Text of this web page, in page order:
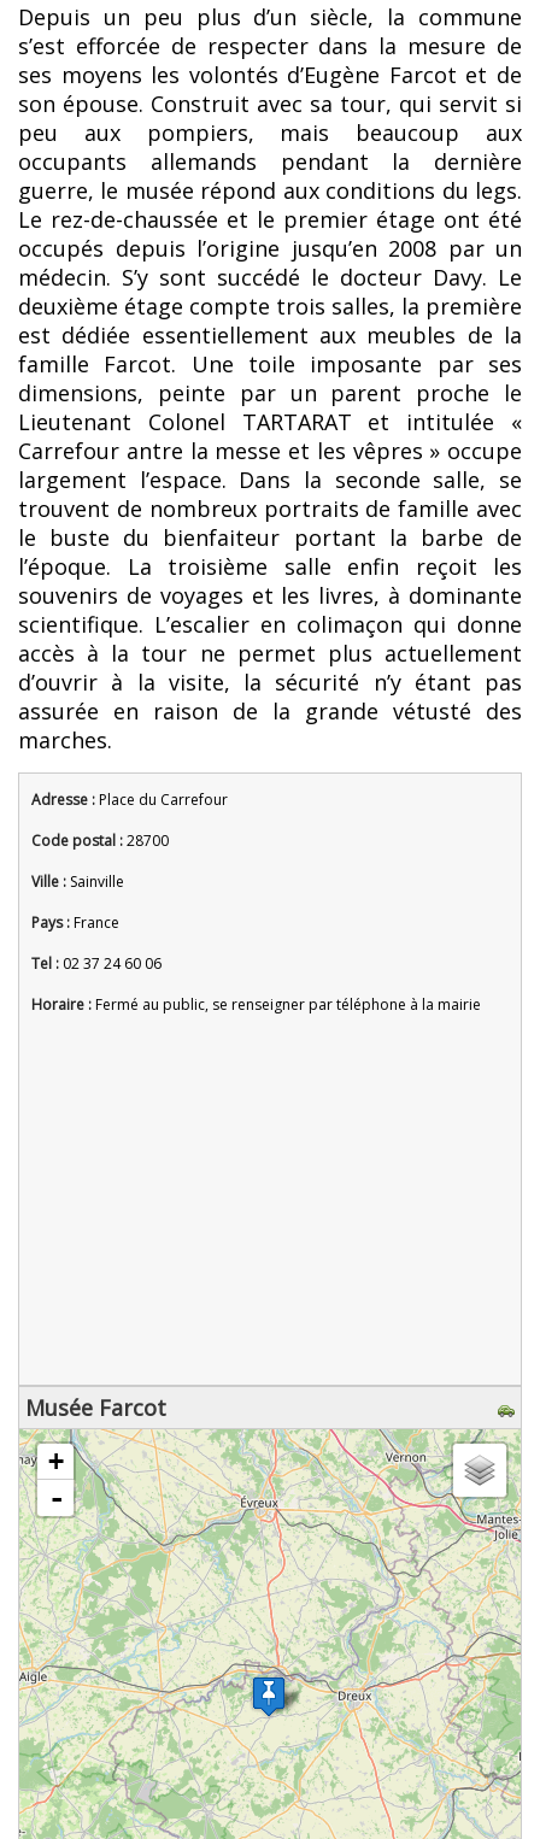
Depuis un peu plus d’un siècle, la commune
s’est efforcée de respecter dans la mesure de
ses moyens les volontés d’Eugène Farcot et de
son épouse. Construit avec sa tour, qui servit si
peu aux pompiers, mais beaucoup aux
occupants allemands pendant la dernière
guerre, le musée répond aux conditions du legs.
Le rez-de-chaussée et le premier étage ont été
occupés depuis l’origine jusqu’en 2008 par un
médecin. S’y sont succédé le docteur Davy. Le
deuxième étage compte trois salles, la première
est dédiée essentiellement aux meubles de la
famille Farcot. Une toile imposante par ses
dimensions, peinte par un parent proche le
Lieutenant Colonel TARTARAT et intitulée «
Carrefour antre la messe et les vêpres » occupe
largement l’espace. Dans la seconde salle, se
trouvent de nombreux portraits de famille avec
le buste du bienfaiteur portant la barbe de
l’époque. La troisième salle enfin reçoit les
souvenirs de voyages et les livres, à dominante
scientifique. L’escalier en colimaçon qui donne
accès à la tour ne permet plus actuellement
d’ouvrir à la visite, la sécurité n’y étant pas
assurée en raison de la grande vétusté des
marches.
Adresse :Place du Carrefour
Code postal :28700
Ville : Sainville
Pays :France
Tel : 02 37 24 60 06
Horaire :Fermé au public, se renseigner par téléphone à la mairie
Musée Farcot
chargement de la carte - veuillez patienter...
+
-